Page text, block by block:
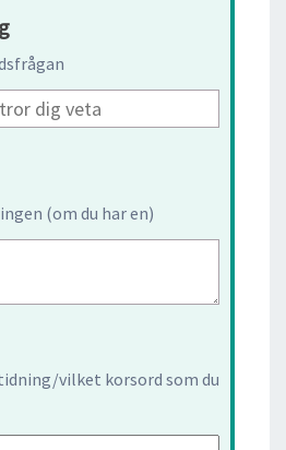
(om du har en)
vilket korsord som du